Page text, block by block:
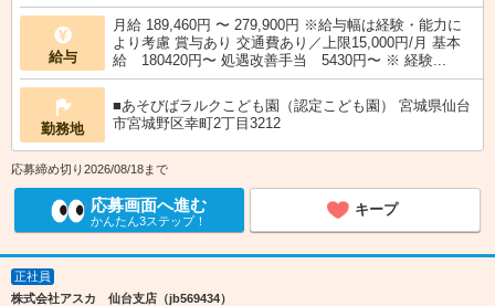
給与
月給 189,460円 〜 279,900円 ※給与幅は経験・能力に
より考慮 賞与あり 交通費あり／上限15,000円/月 基本
給 180420円〜 処遇改善手当 5430円〜 ※ 経験...
勤務地
■あそびばラルクこども園（認定こども園） 宮城県仙台
市宮城野区幸町2丁目3212
応募締め切り2026/08/18まで
応募画面へ進む
かんたん3ステップ！
キープ
正社員
株式会社アスカ 仙台支店（jb569434）